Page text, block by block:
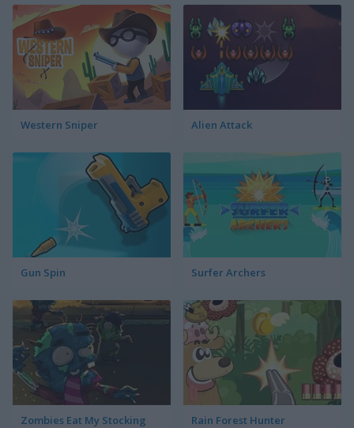
Western Sniper Alien Attack
Gun Spin Surfer Archers
Zombies Eat My Stocking Rain Forest Hunter